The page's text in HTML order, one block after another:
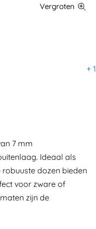
+ 1
7 mm
Ideaal als
dozen bieden
voor zware of
zijn de